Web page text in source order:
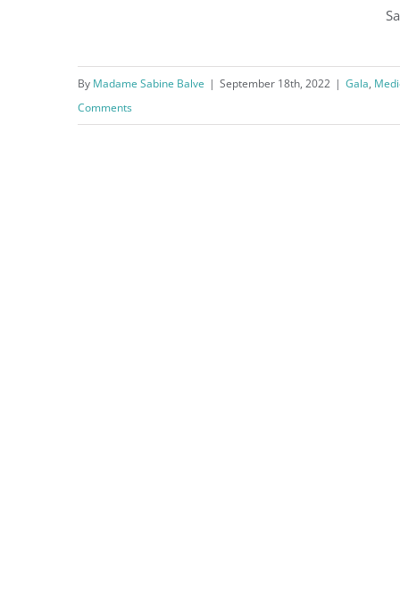
VIP-Galadinner mit Madame
By Madame Sabine Balve | September 18th, 2022 | Gala,
Comments